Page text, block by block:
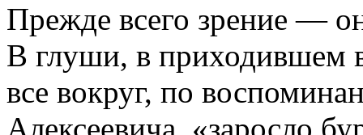
Прежде всего зрение —
В глуши, в приходившем
все вокруг, по
Алексеевича, «заросло